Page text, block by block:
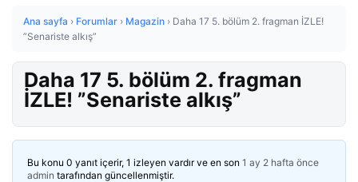
Ana sayfa › Forumlar › Magazin › Daha 17 5. bölüm 2. fragman İZLE!
”Senariste alkış”
Daha 17 5. bölüm 2. fragman
İZLE! ”Senariste alkış”
Bu konu 0 yanıt içerir, 1 izleyen vardır ve en son 1 ay 2 hafta önce
admin tarafından güncellenmiştir.